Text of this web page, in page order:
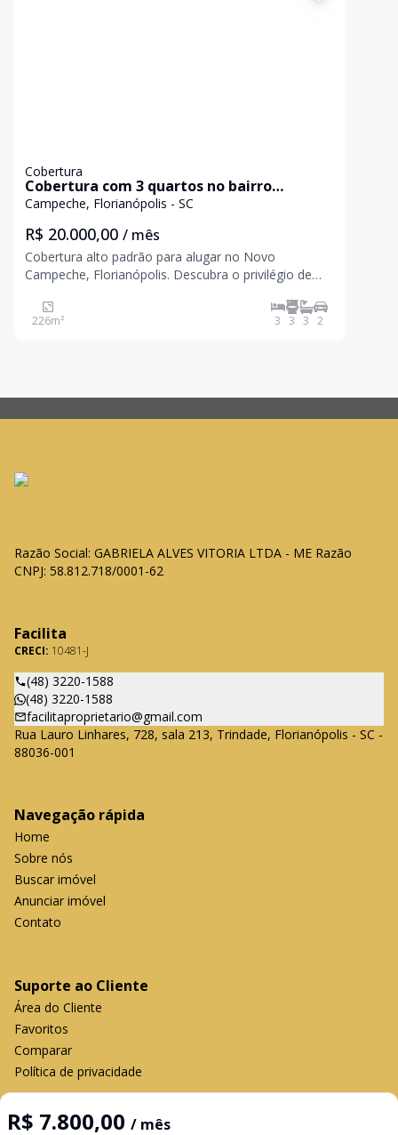
Cobertura
Cobertura com 3 quartos no bairro
Campeche, Florianópolis.
Campeche, Florianópolis - SC
R$ 20.000,00 / mês
Cobertura alto padrão para alugar no Novo
Campeche, Florianópolis. Descubra o privilégio de
Campeche, uma das regiões mais valorizadas de
Florianópolis. Com vista panorâmica para o mar e
226m² 3 3 3 2
R$ 7.800,00 / mês
Razão Social: GABRIELA ALVES VITORIA LTDA - ME Razão
CNPJ: 58.812.718/0001-62
Facilita
CRECI: 10481-J
(48) 3220-1588
(48) 3220-1588
facilitaproprietario@gmail.com
Rua Lauro Linhares, 728, sala 213, Trindade, Florianópolis - SC -
88036-001
Navegação rápida
Home
Sobre nós
Buscar imóvel
Anunciar imóvel
Contato
Suporte ao Cliente
Área do Cliente
Favoritos
Comparar
Política de privacidade